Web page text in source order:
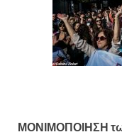
ΜΟΝΙΜΟΠΟΙΗΣΗ